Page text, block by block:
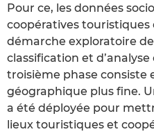
Pour ce, les données
coopératives touristiques
démarche exploratoire
classification et
troisième phase consiste
géographique plus fine.
a été déployée pour
lieux touristiques et